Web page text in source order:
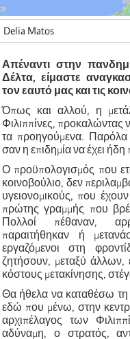
Delia Matos
Απέναντι στην
Δέλτα, είμαστε
τον εαυτό μας και τις
Όπως και αλλού, η
Φιλιππίνες,
τα προηγούμενα. Παρόλα
σαν η επιδημία να έχει ήδη
Ο προϋπολογισμός που
κοινοβούλιο, δεν
υγειονομικούς, που
πρώτης γραμμής που
Πολλοί πέθαναν,
παραιτήθηκαν ή
εργαζόμενοι στη
ζητήσουν, μεταξύ άλλων,
κόστους μετακίνησης,
Θα ήθελα να καταθέσω τη
εδώ που μένω, στην
αρχιπέλαγος των
αδύναμη, ο στρατός,